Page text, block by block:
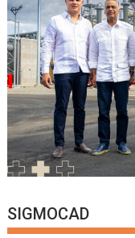
SIGMOCAD